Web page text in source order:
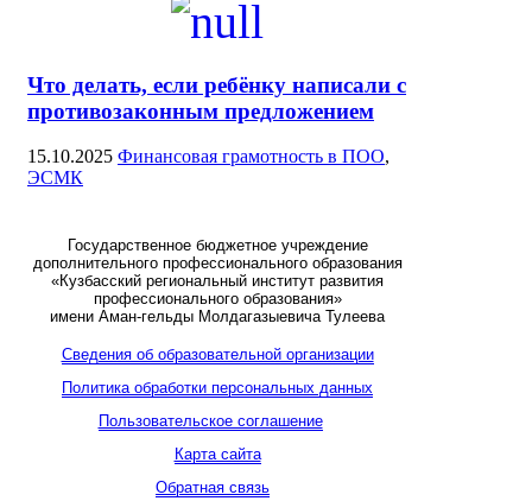
Что делать, если ребёнку написали с
противозаконным предложением
15.10.2025 Финансовая грамотность в ПОО,
ЭСМК
Государственное бюджетное учреждение
дополнительного профессионального образования
«Кузбасский региональный институт развития
профессионального образования»
имени Аман-гельды Молдагазыевича Тулеева
Сведения об образовательной организации
Политика обработки персональных данных
Пользовательское соглашение
Карта сайта
Обратная связь